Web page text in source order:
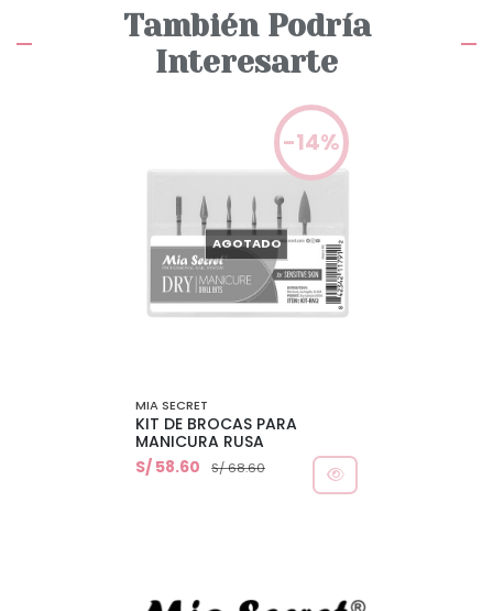
También Podría
Interesarte
-14%
AGOTADO
MIA SECRET
KIT DE BROCAS PARA
MANICURA RUSA
S/ 58.60
S/ 68.60